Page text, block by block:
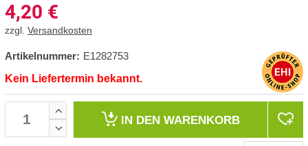
4,20 €
zzgl. Versandkosten
Artikelnummer: E1282753
Kein Liefertermin bekannt.
IN DEN WARENKORB